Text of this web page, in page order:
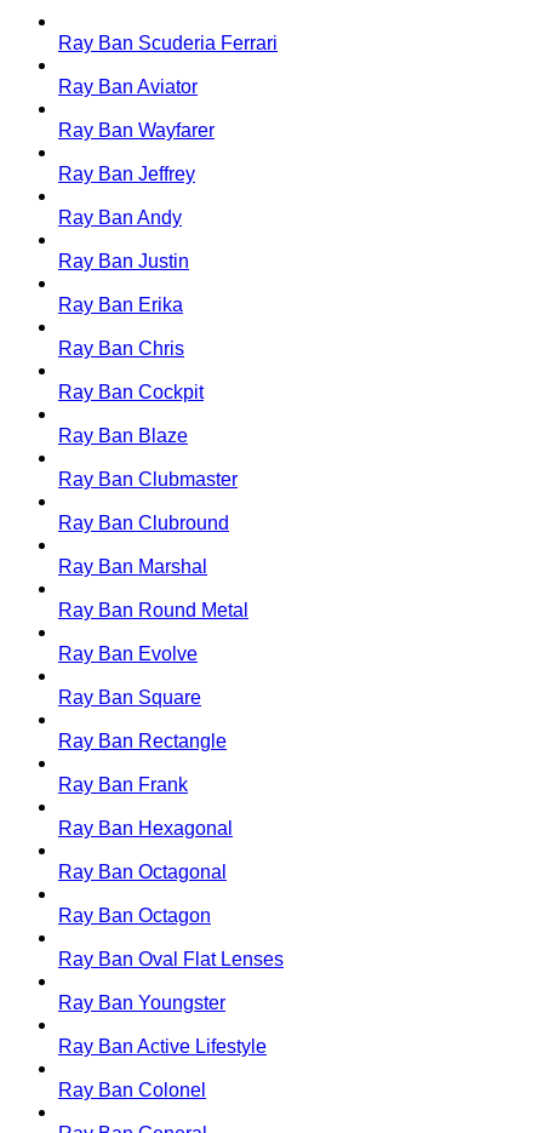
Ray Ban Scuderia Ferrari
Ray Ban Aviator
Ray Ban Wayfarer
Ray Ban Jeffrey
Ray Ban Andy
Ray Ban Justin
Ray Ban Erika
Ray Ban Chris
Ray Ban Cockpit
Ray Ban Blaze
Ray Ban Clubmaster
Ray Ban Clubround
Ray Ban Marshal
Ray Ban Round Metal
Ray Ban Evolve
Ray Ban Square
Ray Ban Rectangle
Ray Ban Frank
Ray Ban Hexagonal
Ray Ban Octagonal
Ray Ban Octagon
Ray Ban Oval Flat Lenses
Ray Ban Youngster
Ray Ban Active Lifestyle
Ray Ban Colonel